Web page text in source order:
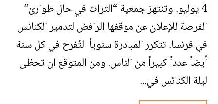
4 يوليو. وتنتهز جمعية “التراث في حال طوارئ”
الفرصة للإعلان عن موقفها الرافض لتدمير الكنائس
في فرنسا. تتكرر المبادرة سنوياً لتُفرح في كل سنة
أيضاً عدداً كبيراً من الناس. ومن المتوقع ان تحظى
ليلة الكنائس في...